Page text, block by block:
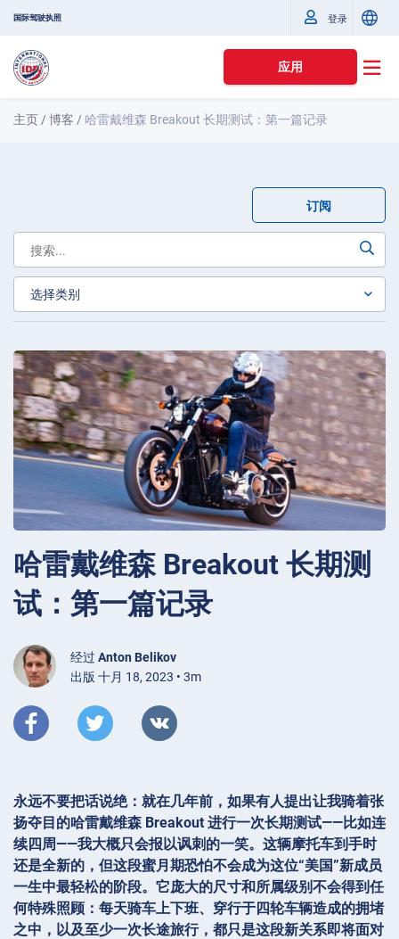
国际驾驶执照 登录
应用
主页 /博客 / 哈雷戴维森 Breakout 长期测试：第一篇记录
订阅
哈雷戴维森 Breakout 长期测
试：第一篇记录
经过 Anton Belikov
出版 十月 18, 2023 • 3m
永远不要把话说绝：就在几年前，如果有人提出让我骑着张
扬夺目的哈雷戴维森 Breakout 进行一次长期测试——比如连
续四周——我大概只会报以讽刺的一笑。这辆摩托车到手时
还是全新的，但这段蜜月期恐怕不会成为这位“美国”新成员
一生中最轻松的阶段。它庞大的尺寸和所属级别不会得到任
何特殊照顾：每天骑车上下班、穿行于四轮车辆造成的拥堵
之中，以及至少一次长途旅行，都只是这段新关系即将面对